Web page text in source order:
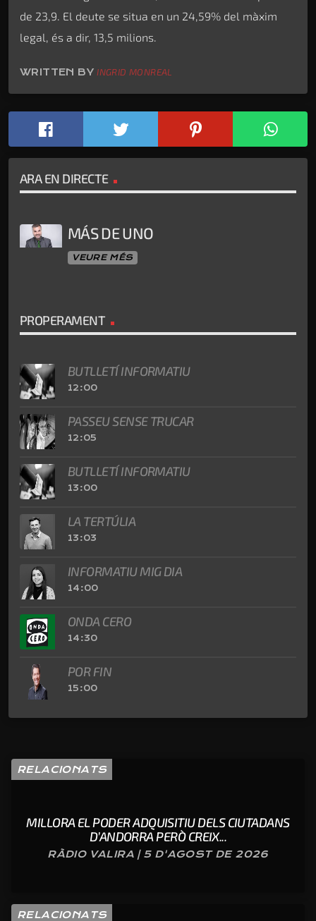
de 23,9. El deute se situa en un 24,59% del màxim
legal, és a dir, 13,5 milions.
WRITTEN BY INGRID MONREAL
ARA EN DIRECTE
MÁS DE UNO
VEURE MÉS
PROPERAMENT
BUTLLETÍ INFORMATIU
12:00
PASSEU SENSE TRUCAR
12:05
BUTLLETÍ INFORMATIU
13:00
LA TERTÚLIA
13:03
INFORMATIU MIG DIA
14:00
ONDA CERO
14:30
POR FIN
15:00
RELACIONATS
MILLORA EL PODER ADQUISITIU DELS CIUTADANS
D’ANDORRA PERÒ CREIX...
RÀDIO VALIRA | 5 D'AGOST DE 2026
RELACIONATS